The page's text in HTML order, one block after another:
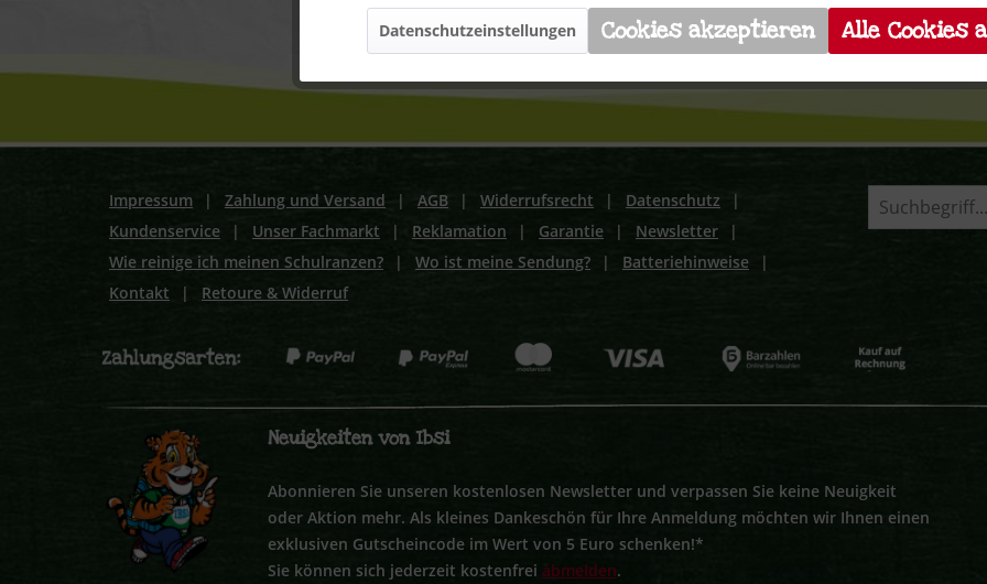
Impressum | Zahlung und Versand | AGB | Widerrufsrecht | Datenschutz
|
Kundenservice
| Unser Fachmarkt | Reklamation | Garantie | Newsletter
|
Wie reinige ich meinen Schulranzen?
| Wo ist meine Sendung? | Batteriehinweise
|
Kontakt
| Retoure & Widerruf
Neuigkeiten von Ibsi
Abonnieren Sie unseren kostenlosen Newsletter und verpassen Sie keine Neuigkeit
oder Aktion mehr. Als kleines Dankeschön für Ihre Anmeldung möchten wir Ihnen einen
exklusiven Gutscheincode im Wert von 5 Euro schenken!*
Sie können sich jederzeit kostenfrei abmelden.
Service
Datenschutzeinstellungen Cookies akzeptieren Alle Cookies